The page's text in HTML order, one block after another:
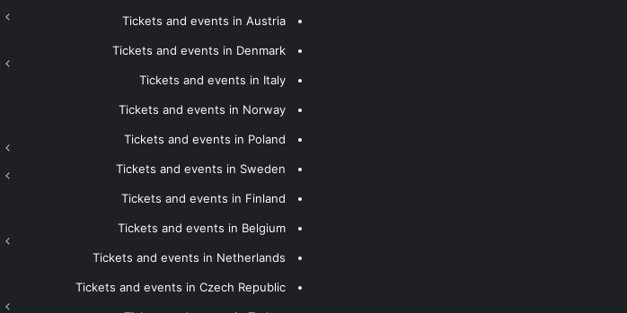
Tickets and events in Austria
Tickets and events in Denmark
Tickets and events in Italy
Tickets and events in Norway
Tickets and events in Poland
Tickets and events in Sweden
Tickets and events in Finland
Tickets and events in Belgium
Tickets and events in Netherlands
Tickets and events in Czech Republic